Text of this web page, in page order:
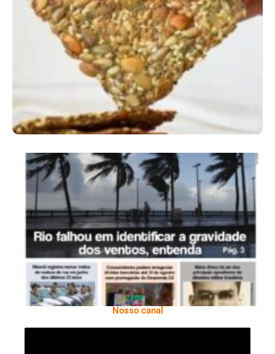
Comer Bem: Cracker De Sementes
Ano X – Número 366 01 A 07 De Agosto De
2026
Nosso canal